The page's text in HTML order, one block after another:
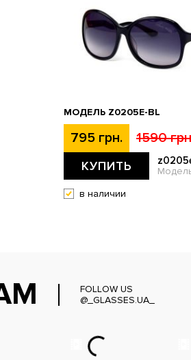
МОДЕЛЬ Z0205E-BL
795 грн. 1590
КУПИТЬ
в наличии
FOLLOW US
@_GLASSES.UA_